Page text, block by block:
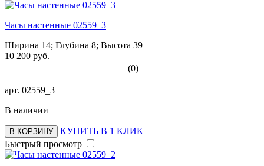
Часы настенные 02559_3
Ширина 14; Глубина 8; Высота 39
10 200 руб.
(0)
арт. 02559_3
В наличии
В КОРЗИНУ
КУПИТЬ В 1 КЛИК
Быстрый просмотр